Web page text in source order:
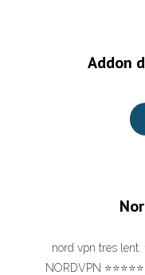
Addon
nord vpn tres lent.
NORDVPN